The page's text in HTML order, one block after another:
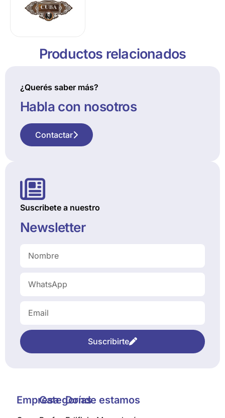
Productos relacionados
¿Querés saber más?
Habla con nosotros
Contactar
Suscribete a nuestro
Newsletter
Suscribirte
EmpresaCategoríasDonde estamos